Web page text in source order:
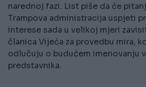
narednoj fazi. List piše da će
Trampova administracija uspjeti
interese sada u velikoj mjeri
članica Vijeća za provedbu mira,
odlučuju o budućem imenovanju
predstavnika.